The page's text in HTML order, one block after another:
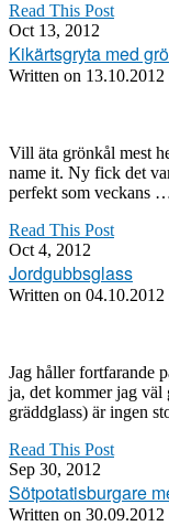
Read This Post
Oct 13, 2012
Kikärtsgryta med
Written on 13.10.2012
Vill äta grönkål mest
name it. Ny fick det
perfekt som veckans
Read This Post
Oct 4, 2012
Jordgubbsglass
Written on 04.10.2012
Jag håller fortfarande
ja, det kommer jag väl
gräddglass) är ingen
Read This Post
Sep 30, 2012
Sötpotatisburgare
Written on 30.09.2012